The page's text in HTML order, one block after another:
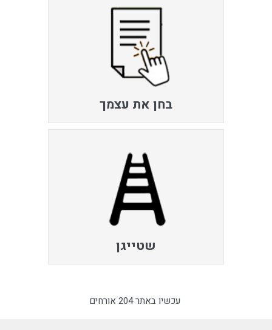
בחן את עצמך
שטייגן
עכשיו באתר 204 אורחים